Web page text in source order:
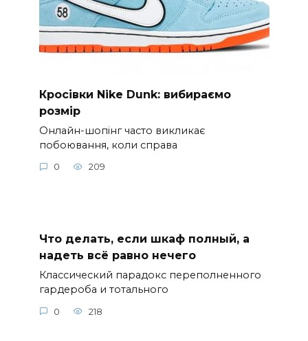
Кросівки Nike Dunk: вибираємо
розмір
Онлайн-шопінг часто викликає
побоювання, коли справа
0 209
Что делать, если шкаф полный, а
надеть всё равно нечего
Классический парадокс переполненного
гардероба и тотального
0 218